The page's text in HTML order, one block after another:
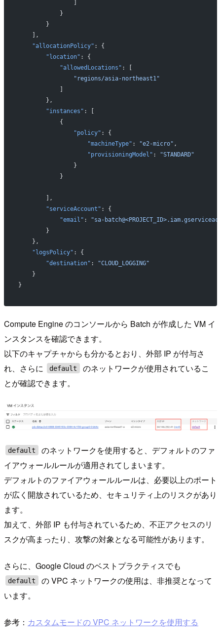
                ]
            }
        }
    ],
    "allocationPolicy"
: {
        "location"
: {
            "allowedLocations"
: [
                "regions/asia-northeast1"
            ]
        },
        "instances"
: [
            {
                "policy"
: {
                    "machineType"
: "e2-micro" ,
                    "provisioningModel"
:
"STANDARD"
                }
            }
        ],
        "serviceAccount"
: {
            "email"
:
"sa-
        }
    },
    "logsPolicy"
: {
        "destination"
:
"CLOUD_LOGGING"
    }
}
Compute Engine のコンソールから Batch が作成した VM イ
ンスタンスを確認できます。
以下のキャプチャからも分かるとおり、外部 IP が付与さ
れ、さらに
default
のネットワークが使用されているこ
とが確認できます。
default
のネットワークを使用すると、デフォルトのファ
イアウォールルールが適用されてしまいます。
デフォルトのファイアウォールルールは、必要以上のポート
が広く開放されているため、セキュリティ上のリスクがあり
ます。
加えて、外部 IP も付与されているため、不正アクセスのリ
スクが高まったり、攻撃の対象となる可能性があります。
さらに、Google Cloud のベストプラクティスでも
default
の VPC ネットワークの使用は、非推奨となって
います。
参考： カスタムモードの VPC ネットワークを使用する